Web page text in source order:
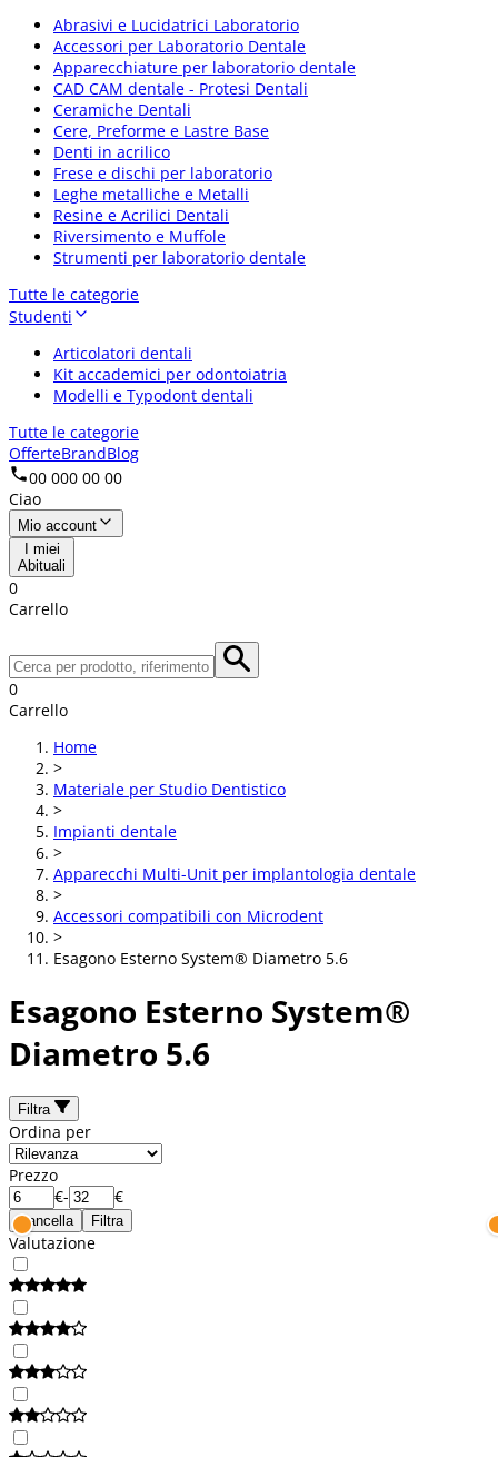
Abrasivi e Lucidatrici Laboratorio
Accessori per Laboratorio Dentale
Apparecchiature per laboratorio dentale
CAD CAM dentale - Protesi Dentali
Ceramiche Dentali
Cere, Preforme e Lastre Base
Denti in acrilico
Frese e dischi per laboratorio
Leghe metalliche e Metalli
Resine e Acrilici Dentali
Riversimento e Muffole
Strumenti per laboratorio dentale
Tutte le categorie
Studenti
Articolatori dentali
Kit accademici per odontoiatria
Modelli e Typodont dentali
Tutte le categorie
OfferteBrandBlog
00 000 00 00
Ciao
Mio account
I miei
Abituali
0
Carrello
0
Carrello
Home
>
Materiale per Studio Dentistico
>
Impianti dentale
>
Apparecchi Multi-Unit per implantologia dentale
>
Accessori compatibili con Microdent
>
Esagono Esterno System® Diametro 5.6
Esagono Esterno System®
Diametro 5.6
Filtra
Ordina per
Prezzo
€- €
Cancella Filtra
Valutazione